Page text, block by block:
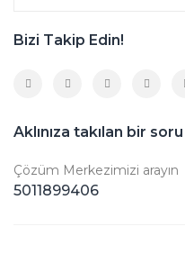
Bizi Takip Edin!
Aklınıza takılan bir
Çözüm Merkezimizi arayın
5011899406